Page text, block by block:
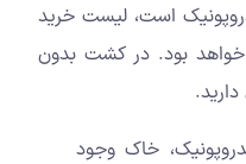
است، لیست خرید
بود. در کشت بدون
خاک وجود